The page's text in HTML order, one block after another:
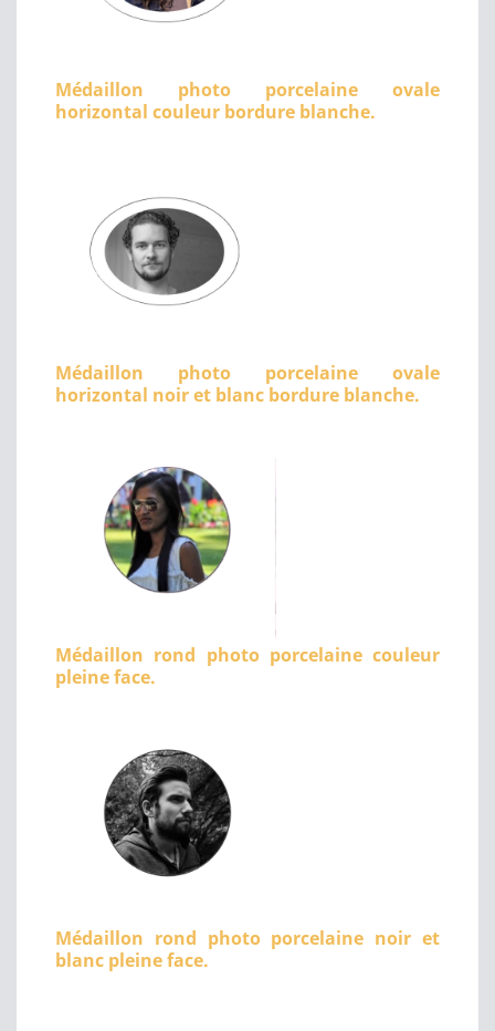
Médaillon photo porcelaine ovale
horizontal couleur bordure blanche.
Médaillon photo porcelaine ovale
horizontal noir et blanc bordure blanche.
Médaillon rond photo porcelaine couleur
pleine face.
Médaillon rond photo porcelaine noir et
blanc pleine face.